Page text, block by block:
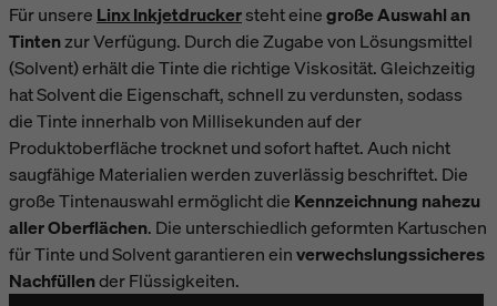
Für unsere Linx Inkjetdruckersteht einegroße Auswahl an
Tintenzur Verfügung. Durch die Zugabe von Lösungsmittel
(Solvent) erhält die Tinte die richtige Viskosität. Gleichzeitig
hat Solvent die Eigenschaft, schnell zu verdunsten, sodass
die Tinte innerhalb von Millisekunden auf der
Produktoberfläche trocknet und sofort haftet. Auch nicht
saugfähige Materialien werden zuverlässig beschriftet. Die
große Tintenauswahl ermöglicht die Kennzeichnung nahezu
aller Oberflächen. Die unterschiedlich geformten Kartuschen
für Tinte und Solvent garantieren einverwechslungssicheres
Nachfüllender Flüssigkeiten.